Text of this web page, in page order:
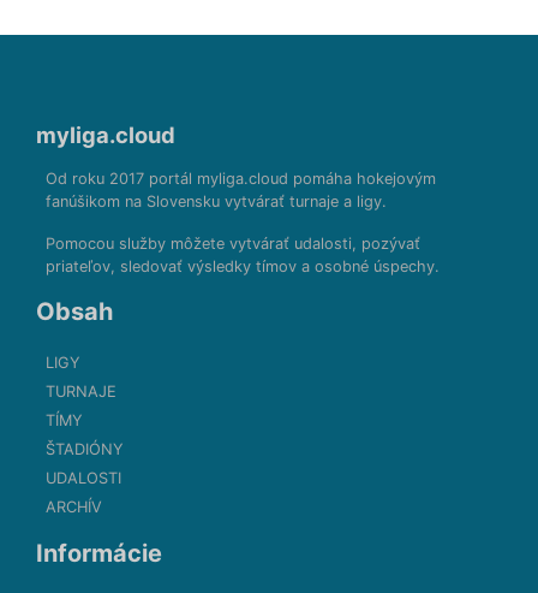
myliga.cloud
Od roku 2017 portál myliga.cloud pomáha hokejovým
fanúšikom na Slovensku vytvárať turnaje a ligy.
Pomocou služby môžete vytvárať udalosti, pozývať
priateľov, sledovať výsledky tímov a osobné úspechy.
Obsah
LIGY
TURNAJE
TÍMY
ŠTADIÓNY
UDALOSTI
ARCHÍV
Informácie